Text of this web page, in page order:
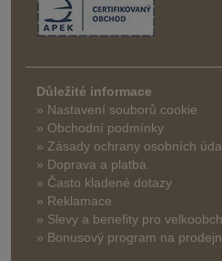
Důležité informace
» Nastavení souborů cookie
» Obchodní podmínky
» Zásady ochrany osobních
» Doprava a platba
» Často kladené dotazy
» Reklamace
» Slevy a benefity pro
» Bonusový program na